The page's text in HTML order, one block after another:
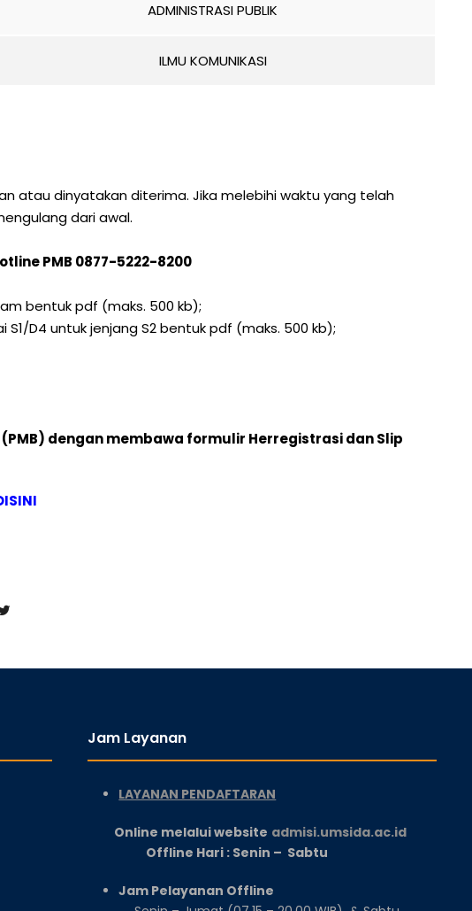
ADMINISTRASI PUBLIK
ILMU KOMUNIKASI
atau dinyatakan diterima. Jika melebihi waktu yang telah
dari awal.
PMB 0877-5222-8200
bentuk pdf (maks. 500 kb);
S1/D4 untuk jenjang S2 bentuk pdf (maks. 500 kb);
dengan membawa formulir Herregistrasi dan Slip
Jam Layanan
LAYANAN PENDAFTARAN
Online melalui website admisi.umsida.ac.id
Offline Hari : Senin – Sabtu
Jam Pelayanan Offline